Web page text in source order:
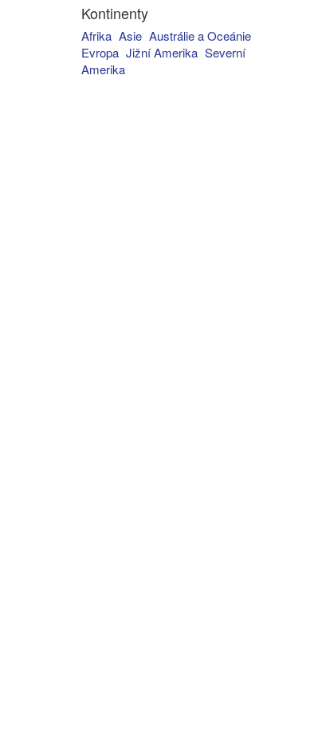
Kontinenty
Afrika Asie Austrálie a Oceánie
Evropa Jižní Amerika Severní
Amerika